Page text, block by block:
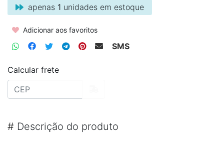
apenas 1 unidades em estoque
Adicionar aos favoritos
SMS
Calcular frete
# Descrição do produto